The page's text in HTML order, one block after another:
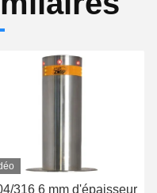
316 6 mm d'épaisseur